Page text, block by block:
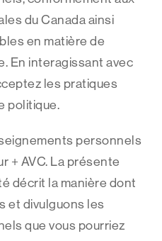
du Canada ainsi
en matière de
En interagissant avec
les pratiques
politique.
personnels
+ AVC. La présente
décrit la manière dont
et divulguons les
que vous pourriez